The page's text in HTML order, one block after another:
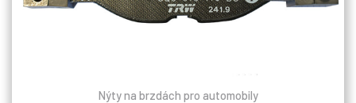
Nýty na brzdách pro automobily